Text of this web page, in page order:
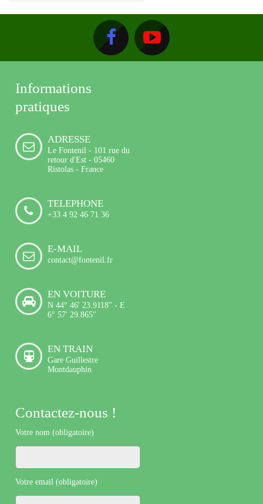
Informations
pratiques
ADRESSE
Le Fontenil - 101 rue du
retour d'Est - 05460
Ristolas - France
TELEPHONE
+33 4 92 46 71 36
E-MAIL
contact@fontenil.fr
EN VOITURE
N 44° 46' 23.9118'' - E
6° 57' 29.865''
EN TRAIN
Gare Guillestre
Montdauphin
Contactez-nous !
Votre nom (obligatoire)
Votre email (obligatoire)